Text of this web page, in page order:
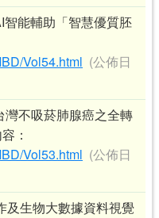
能輔助「智慧優質胚
Vol54.html (公佈日
不吸菸肺腺癌之全轉
：
Vol53.html (公佈日
及生物大數據資料視覺